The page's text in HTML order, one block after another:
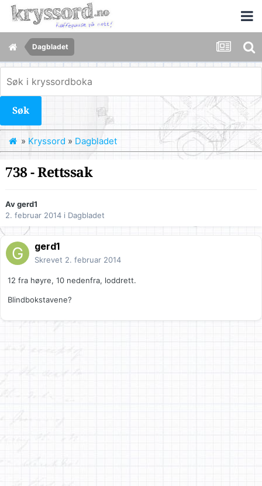
Dagbladet
Søk
» Kryssord » Dagbladet
738 - Rettssak
Avgerd1
2. februar 2014 i Dagbladet
gerd1
Skrevet 2. februar 2014
12 fra høyre, 10 nedenfra, loddrett.
Blindbokstavene?